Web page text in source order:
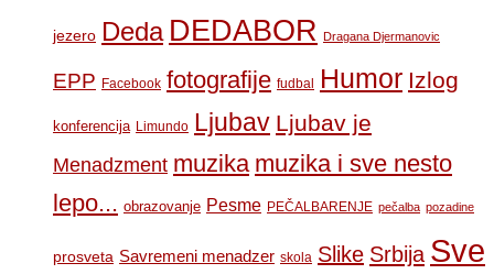
jezero Deda DEDABOR Dragana Djermanovic
EPP Facebook fotografije fudbal Humor Izlog
konferencija Limundo Ljubav Ljubav je
Menadzment muzika muzika i sve nesto
lepo... obrazovanje Pesme PEČALBARENJE pečalba pozadine
prosveta Savremeni menadzer skola Slike Srbija Sve